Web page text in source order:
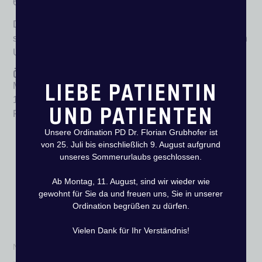
Die Ordination verfügt über 6 eigen markierte Parkplätze
sowie zahlreiche Parkmöglichkeiten in der unmittelbaren
Umgebung.
Öffnungszeiten
Montag bis Donnerstag von 08.00 – 12.00 und 13.00 –
17.00 Uhr.
Freitag von 08.00 – 12.00 Uhr.
Füllen Sie das Formular aus und wir werden Sie so schnell wie
möglich kontaktieren!
Name
LIEBE PATIENTIN
UND PATIENTEN
Unsere Ordination PD Dr. Florian Grubhofer ist
von 25. Juli bis einschließlich 9. August aufgrund
unseres Sommerurlaubs geschlossen.
Ab Montag, 11. August, sind wir wieder wie
gewohnt für Sie da und freuen uns, Sie in unserer
Ordination begrüßen zu dürfen.
Vielen Dank für Ihr Verständnis!